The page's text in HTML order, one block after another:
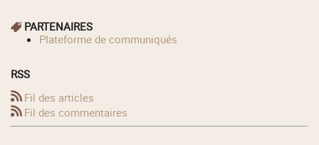
PARTENAIRES
Plateforme de communiqués
RSS
Fil des articles
Fil des commentaires